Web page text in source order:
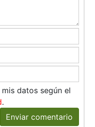
datos según el
.
Enviar comentario